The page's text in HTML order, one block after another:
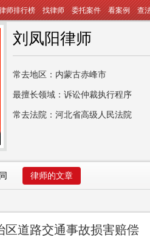
师排行榜 找律师 委托案件 看案例 查
刘凤阳律师
常去地区：内蒙古赤峰市
最擅长领域：诉讼仲裁执行程序
常去法院：河北省高级人民法院
律师的文章
区道路交通事故损害赔偿